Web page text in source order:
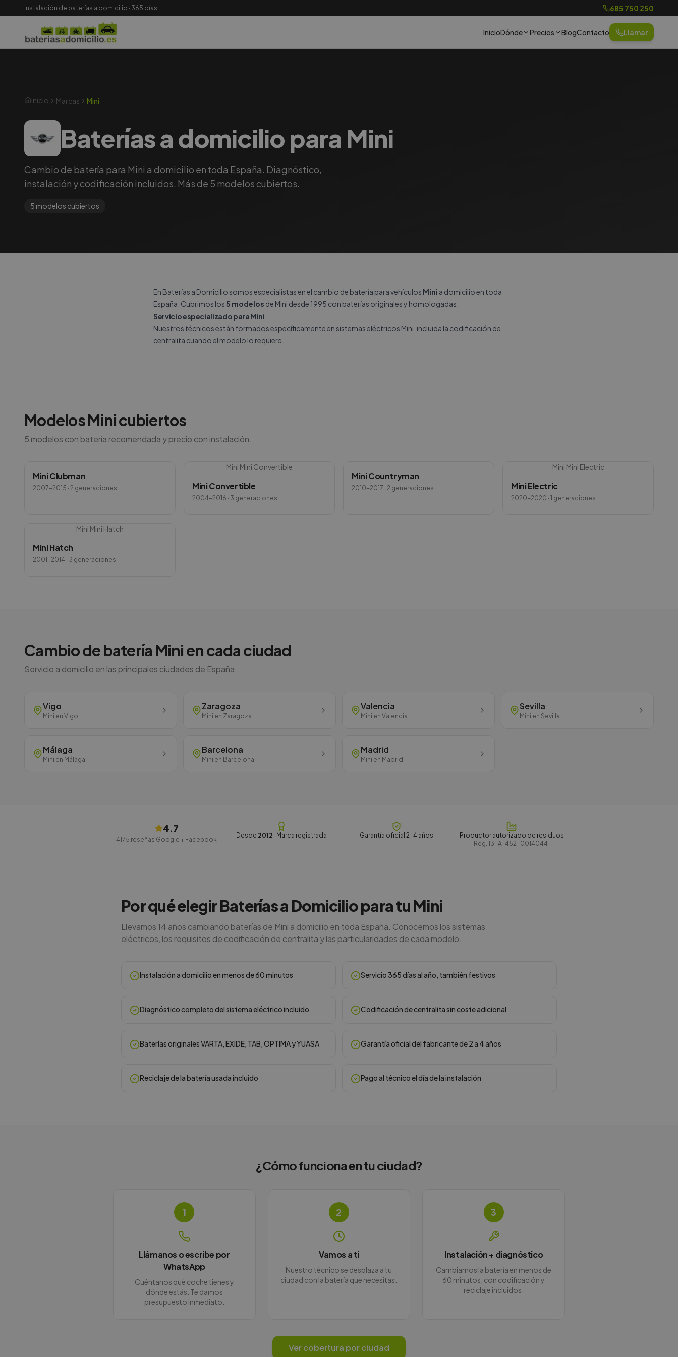
Instalación de baterías a domicilio · 365 días 685 750 250
InicioDónde Precios BlogContacto Llamar
Inicio Marcas Mini
Baterías a domicilio para Mini
Cambio de batería para Mini a domicilio en toda España. Diagnóstico,
instalación y codificación incluidos. Más de 5 modelos cubiertos.
5 modelos cubiertos
En Baterías a Domicilio somos especialistas en el cambio de batería para vehículos Mini a domicilio en toda
España. Cubrimos los 5 modelos de Mini desde 1995 con baterías originales y homologadas.
Servicio especializado para Mini
Nuestros técnicos están formados específicamente en sistemas eléctricos Mini, incluida la codificación de
centralita cuando el modelo lo requiere.
ModelosMinicubiertos
5 modelos con batería recomendada y precio con instalación.
Mini Clubman
2007-2015 · 2 generaciones
Mini Mini Convertible
Mini Convertible
2004-2016 · 3 generaciones
Mini Countryman
2010-2017 · 2 generaciones
Mini Mini Electric
Mini Electric
2020-2020 · 1 generaciones
Mini Mini Hatch
Mini Hatch
2001-2014 · 3 generaciones
Cambio de batería Minien cada ciudad
Servicio a domicilio en las principales ciudades de España.
Vigo
Mini en Vigo
Zaragoza
Mini en Zaragoza
Valencia
Mini en Valencia
Sevilla
Mini en Sevilla
Málaga
Mini en Málaga
Barcelona
Mini en Barcelona
Madrid
Mini en Madrid
4.7
4175 reseñas Google + Facebook
Desde 2012 · Marca registrada Garantía oficial 2-4 años
Productor autorizado de residuos
Reg. 13-A-452-00140441
Por qué elegir Baterías a Domicilio para tu Mini
Llevamos 14 años cambiando baterías de Mini a domicilio en toda España. Conocemos los sistemas
eléctricos, los requisitos de codificación de centralita y las particularidades de cada modelo.
Instalación a domicilio en menos de 60 minutos Servicio 365 días al año, también festivos
Diagnóstico completo del sistema eléctrico incluido Codificación de centralita sin coste adicional
Baterías originales VARTA, EXIDE, TAB, OPTIMA y YUASA Garantía oficial del fabricante de 2 a 4 años
Reciclaje de la batería usada incluido Pago al técnico el día de la instalación
¿Cómo funciona entu ciudad?
1
Llámanos o escribe por
WhatsApp
Cuéntanos qué coche tienes y
dónde estás. Te damos
presupuesto inmediato.
2
Vamos a ti
Nuestro técnico se desplaza a tu
ciudad con la batería que necesitas.
3
Instalación + diagnóstico
Cambiamos la batería en menos de
60 minutos, con codificación y
reciclaje incluidos.
Ver cobertura por ciudad